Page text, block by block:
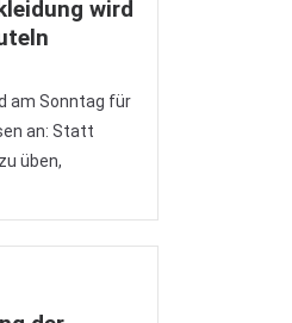
wird
am Sonntag für
an: Statt
üben,